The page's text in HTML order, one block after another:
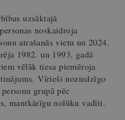
uzsāktajā
noskaidroja
atrašanās vietu un 2024.
1982. un 1993. gadā
vēlāk tiesa piemēroja
Vīrieši noziedzīgo
grupā pēc
mantkārīgu nolūku vadīti.